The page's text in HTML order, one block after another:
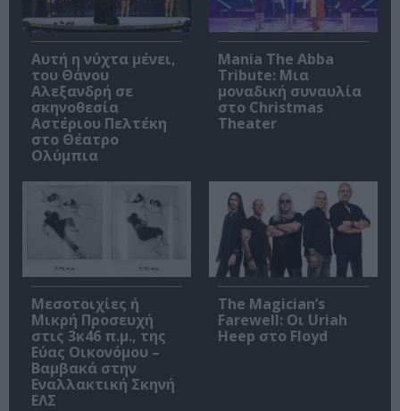
Αυτή η νύχτα μένει,
του Θάνου
Αλεξανδρή σε
σκηνοθεσία
Αστέριου Πελτέκη
στο Θέατρο
Ολύμπια
Mania The Abba
Tribute: Μια
μοναδική συναυλία
στο Christmas
Theater
Μεσοτοιχίες ή
Μικρή Προσευχή
στις 3κ46 π.μ., της
Εύας Οικονόμου –
Βαμβακά στην
Εναλλακτική Σκηνή
ΕΛΣ
The Magician’s
Farewell: Οι Uriah
Heep στο Floyd